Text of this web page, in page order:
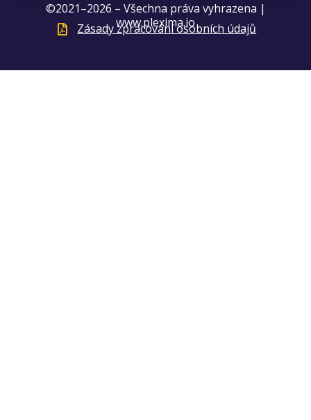
©2021–2026 – Všechna práva vyhrazena |
www.plexima.io
Zásady zpracování osobních údajů